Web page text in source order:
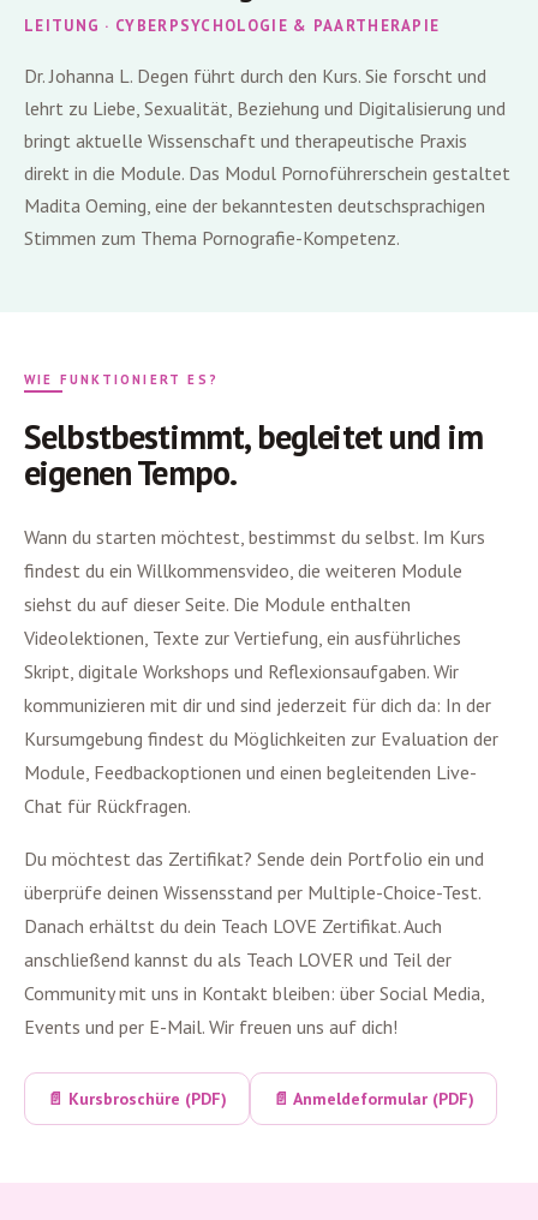
LEITUNG · CYBERPSYCHOLOGIE & PAARTHERAPIE
Dr. Johanna L. Degen führt durch den Kurs. Sie forscht und
lehrt zu Liebe, Sexualität, Beziehung und Digitalisierung und
bringt aktuelle Wissenschaft und therapeutische Praxis
direkt in die Module. Das Modul Pornoführerschein gestaltet
Madita Oeming, eine der bekanntesten deutschsprachigen
Stimmen zum Thema Pornografie-Kompetenz.
WIE FUNKTIONIERT ES?
Selbstbestimmt, begleitet und im
eigenen Tempo.
Wann du starten möchtest, bestimmst du selbst. Im Kurs
findest du ein Willkommensvideo, die weiteren Module
siehst du auf dieser Seite. Die Module enthalten
Videolektionen, Texte zur Vertiefung, ein ausführliches
Skript, digitale Workshops und Reflexionsaufgaben. Wir
kommunizieren mit dir und sind jederzeit für dich da: In der
Kursumgebung findest du Möglichkeiten zur Evaluation der
Module, Feedbackoptionen und einen begleitenden Live-
Chat für Rückfragen.
Du möchtest das Zertifikat? Sende dein Portfolio ein und
überprüfe deinen Wissensstand per Multiple-Choice-Test.
Danach erhältst du dein Teach LOVE Zertifikat. Auch
anschließend kannst du als Teach LOVER und Teil der
Community mit uns in Kontakt bleiben: über Social Media,
Events und per E-Mail. Wir freuen uns auf dich!
📄 Kursbroschüre (PDF) 📄 Anmeldeformular (PDF)